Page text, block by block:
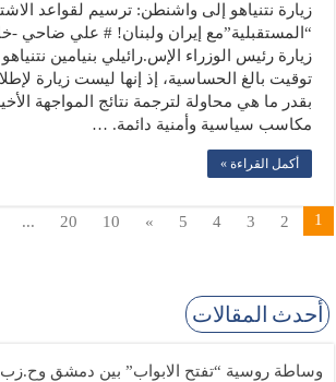
زيارة نتنياهو إلى واشنطن: ترسيم لقواعد
زيارة رئيس الوزراء الإس.رائيلي بنيامين
توقيت بالغ الحساسية، إذ إنها ليست زيارة
بقدر ما هي محاولة لترجمة نتائج المواجهة
مكاسب سياسية وأمنية دائمة. …
أكمل القراءة »
1
2
3
4
5
»
10
20
...
أحدث المقالات
وساطة روسية “تفتح الابواب” بين دمشق وح.زب